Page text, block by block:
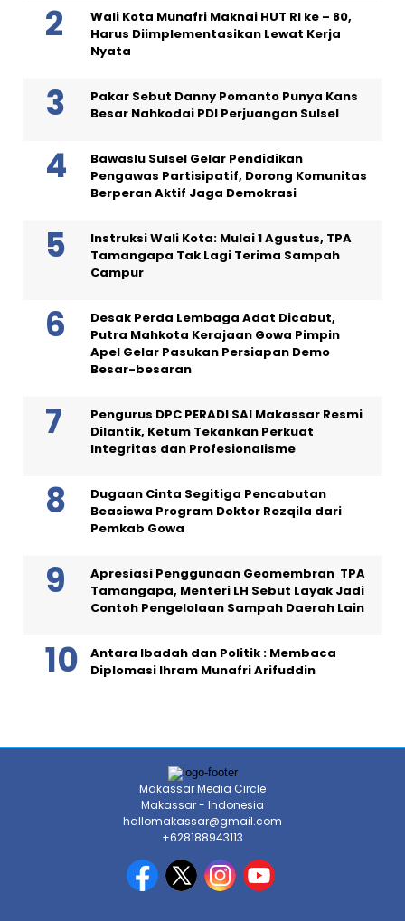
Wali Kota Munafri Maknai HUT RI ke – 80,
Harus Diimplementasikan Lewat Kerja
Nyata
Pakar Sebut Danny Pomanto Punya Kans
Besar Nahkodai PDI Perjuangan Sulsel
Bawaslu Sulsel Gelar Pendidikan
Pengawas Partisipatif, Dorong Komunitas
Berperan Aktif Jaga Demokrasi
Instruksi Wali Kota: Mulai 1 Agustus, TPA
Tamangapa Tak Lagi Terima Sampah
Campur
Desak Perda Lembaga Adat Dicabut,
Putra Mahkota Kerajaan Gowa Pimpin
Apel Gelar Pasukan Persiapan Demo
Besar-besaran
Pengurus DPC PERADI SAI Makassar Resmi
Dilantik, Ketum Tekankan Perkuat
Integritas dan Profesionalisme
Dugaan Cinta Segitiga Pencabutan
Beasiswa Program Doktor Rezqila dari
Pemkab Gowa
Apresiasi Penggunaan Geomembran TPA
Tamangapa, Menteri LH Sebut Layak Jadi
Contoh Pengelolaan Sampah Daerah Lain
Antara Ibadah dan Politik : Membaca
Diplomasi Ihram Munafri Arifuddin
Makassar Media Circle
Makassar - Indonesia
hallomakassar@gmail.com
+628188943113